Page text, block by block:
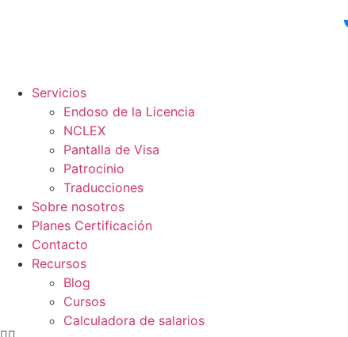
Servicios
Endoso de la Licencia
NCLEX
Pantalla de Visa
Patrocinio
Traducciones
Sobre nosotros
Planes Certificación
Contacto
Recursos
Blog
Cursos
Calculadora de salarios